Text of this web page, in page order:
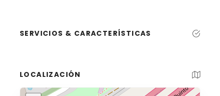
SERVICIOS & CARACTERÍSTICAS
LOCALIZACIÓN